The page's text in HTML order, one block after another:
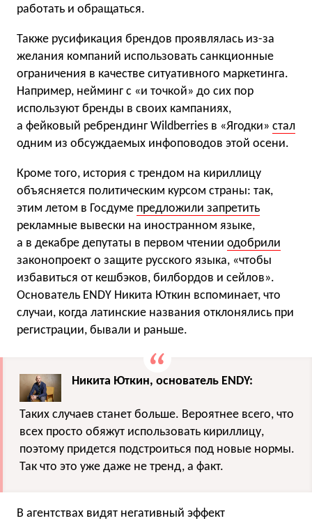
работать и обращаться.
Также русификация брендов проявлялась из-за
желания компаний использовать санкционные
ограничения в качестве ситуативного маркетинга.
Например, нейминг с «и точкой» до сих пор
используют бренды в своих кампаниях,
а фейковый ребрендинг Wildberries в «Ягодки» стал
одним из обсуждаемых инфоповодов этой осени.
Кроме того, история с трендом на кириллицу
объясняется политическим курсом страны: так,
этим летом в Госдуме предложили запретить
рекламные вывески на иностранном языке,
а в декабре депутаты в первом чтении одобрили
законопроект о защите русского языка, «чтобы
избавиться от кешбэков, билбордов и сейлов».
Основатель ENDY Никита Юткин вспоминает, что
случаи, когда латинские названия отклонялись при
регистрации, бывали и раньше.
Никита Юткин, основатель ENDY:
Таких случаев станет больше. Вероятнее всего, что
всех просто обяжут использовать кириллицу,
поэтому придется подстроиться под новые нормы.
Так что это уже даже не тренд, а факт.
В агентствах видят негативный эффект